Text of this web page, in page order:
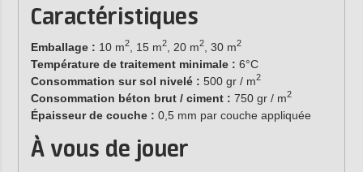
Caractéristiques
Emballage : 10 m2, 15 m2, 20 m2, 30 m2
Température de traitement minimale : 6°C
Consommation sur sol nivelé : 500 gr / m2
Consommation béton brut / ciment : 750 gr / m2
Épaisseur de couche : 0,5 mm par couche appliquée
À vous de jouer